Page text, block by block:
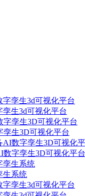
生3d可视化平台
孪生3D可视化平台
数字孪生3D可视化平台
生系统